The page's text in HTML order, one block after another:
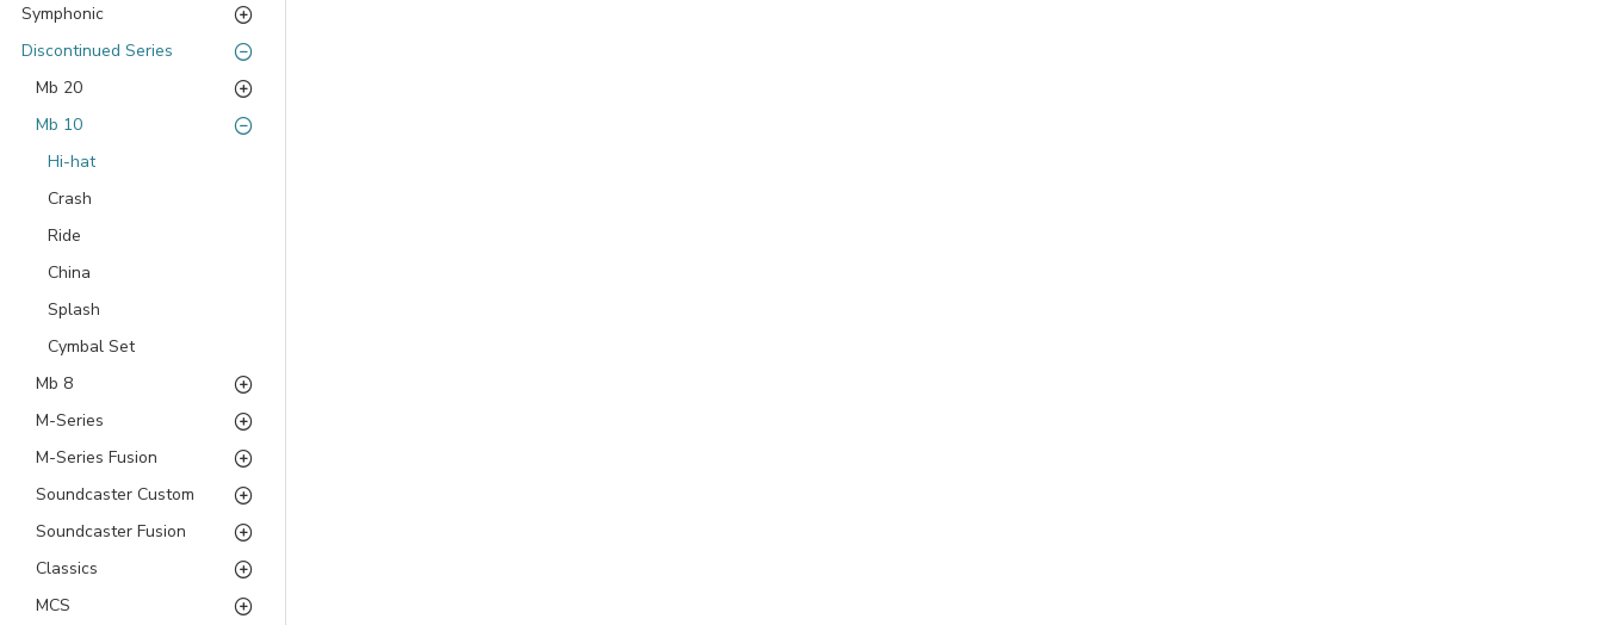
Symphonic
Discontinued Series
Mb 20
Mb 10
Hi-hat
Crash
Ride
China
Splash
Cymbal Set
Mb 8
M-Series
M-Series Fusion
Soundcaster Custom
Soundcaster Fusion
Classics
MCS